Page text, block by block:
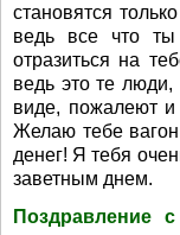
становятся
ведь все что
отразиться на
ведь это те
виде, пожалеют
Желаю тебе
денег! Я тебя
заветным днем.
Поздравление